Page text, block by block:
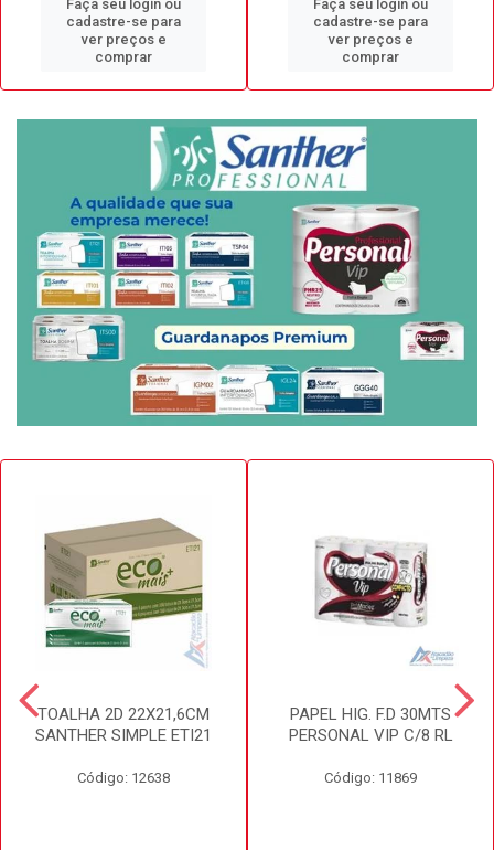
Faça seu login ou
cadastre-se para
ver preços e
comprar
Faça seu login ou
cadastre-se para
ver preços e
comprar
TOALHA 2D 22X21,6CM
SANTHER SIMPLE ETI21
Código: 12638
PAPEL HIG. F.D 30MTS
PERSONAL VIP C/8 RL
Código: 11869